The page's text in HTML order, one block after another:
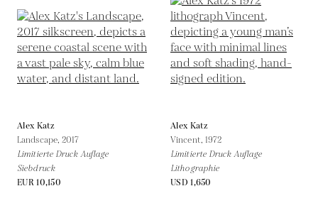
Alex Katz
Landscape,2017
Limitierte Druck Auflage
Siebdruck
EUR 10,150
Alex Katz
Vincent, 1972
Limitierte Druck Auflage
Lithographie
USD 1,650